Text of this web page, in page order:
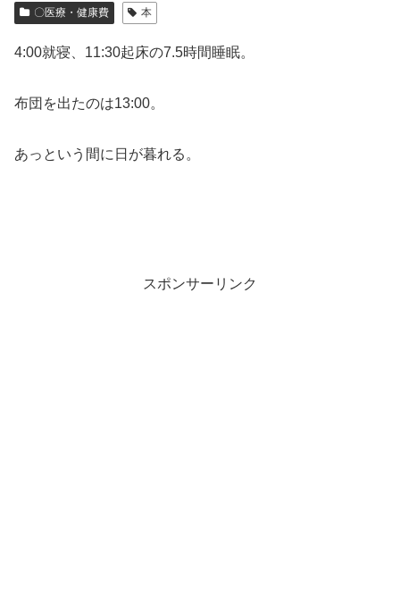
〇医療・健康費 本
4:00就寝、11:30起床の7.5時間睡眠。
布団を出たのは13:00。
あっという間に日が暮れる。
スポンサーリンク